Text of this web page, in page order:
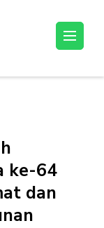
ke-64
dan